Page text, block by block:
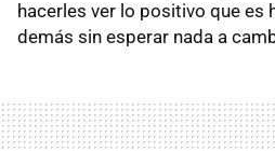
hacerles ver lo positivo que es
demás sin esperar nada a